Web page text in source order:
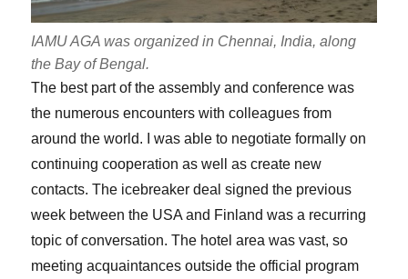
IAMU AGA was organized in Chennai, India, along
the Bay of Bengal.
The best part of the assembly and conference was
the numerous encounters with colleagues from
around the world. I was able to negotiate formally on
continuing cooperation as well as create new
contacts. The icebreaker deal signed the previous
week between the USA and Finland was a recurring
topic of conversation. The hotel area was vast, so
meeting acquaintances outside the official program